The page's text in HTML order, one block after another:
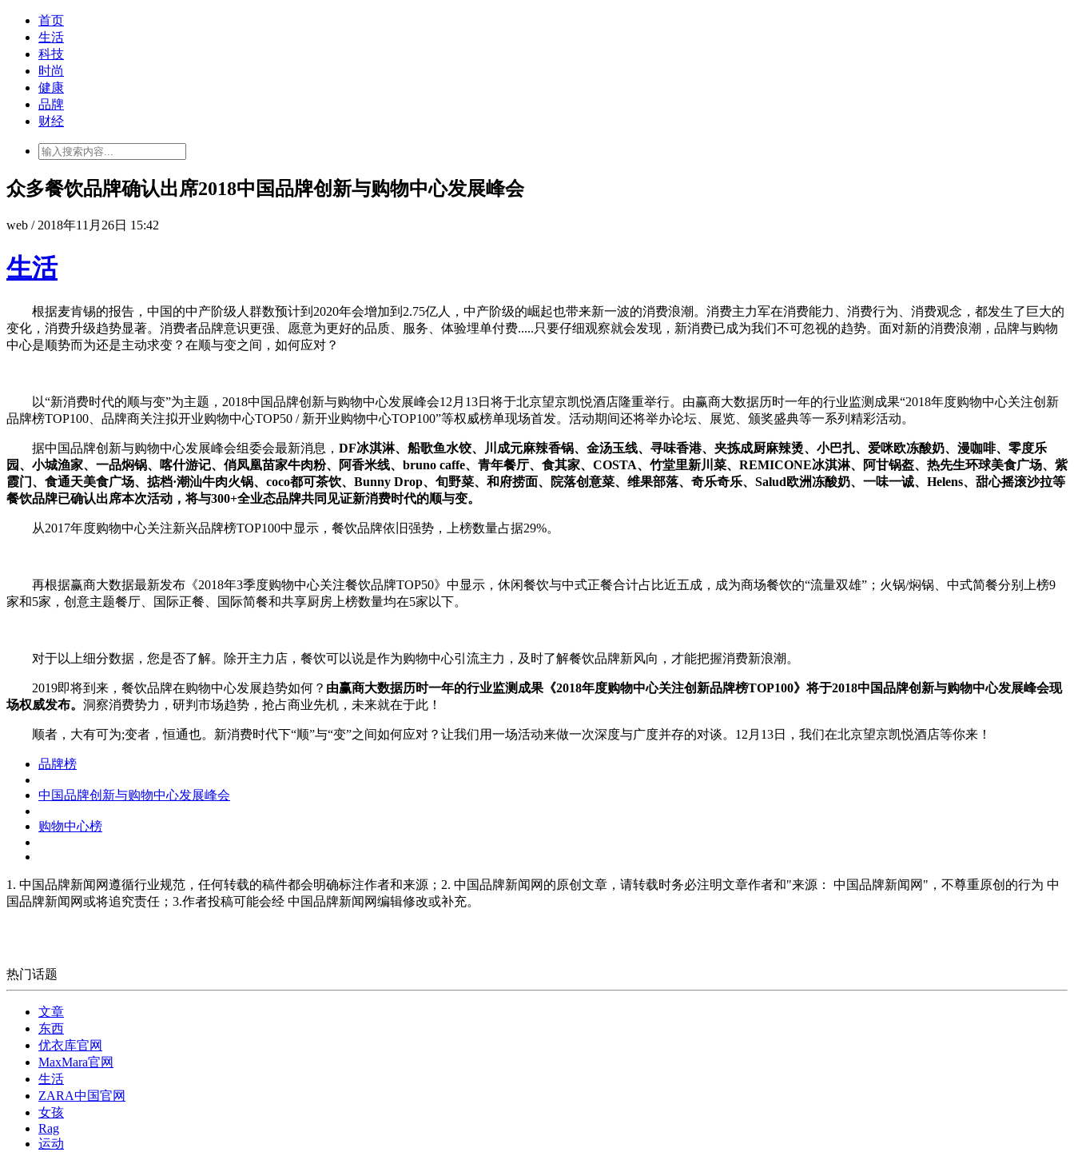
首页
生活
科技
时尚
健康
品牌
财经
众多餐饮品牌确认出席2018中国品牌创新与购物中心发展峰会
web / 2018年11月26日 15:42
生活
根据麦肯锡的报告，中国的中产阶级人群数预计到2020年会增加到2.75亿人，中产阶级的崛起也带来新一波的消费浪潮。消费主力军在消费能力、消费行为、消费观念，都发生了巨大的
变化，消费升级趋势显著。消费者品牌意识更强、愿意为更好的品质、服务、体验埋单付费.....只要仔细观察就会发现，新消费已成为我们不可忽视的趋势。面对新的消费浪潮，品牌与购物
中心是顺势而为还是主动求变？在顺与变之间，如何应对？
以“新消费时代的顺与变”为主题，2018中国品牌创新与购物中心发展峰会12月13日将于北京望京凯悦酒店隆重举行。由赢商大数据历时一年的行业监测成果“2018年度购物中心关注创新
品牌榜TOP100、品牌商关注拟开业购物中心TOP50 / 新开业购物中心TOP100”等权威榜单现场首发。活动期间还将举办论坛、展览、颁奖盛典等一系列精彩活动。
据中国品牌创新与购物中心发展峰会组委会最新消息， DF冰淇淋、船歌鱼水饺、川成元麻辣香锅、金汤玉线、寻味香港、夹拣成厨麻辣烫、小巴扎、爱咪欧冻酸奶、漫咖啡、零度乐
园、小城渔家、一品焖锅、喀什游记、俏凤凰苗家牛肉粉、阿香米线、bruno caffe、青年餐厅、食其家、COSTA、竹堂里新川菜、REMICONE冰淇淋、阿甘锅盔、热先生环球美食广场、紫
霞门、食通天美食广场、掂档·潮汕牛肉火锅、coco都可茶饮、Bunny Drop、旬野菜、和府捞面、院落创意菜、维果部落、奇乐奇乐、Salud欧洲冻酸奶、一味一诚、Helens、甜心摇滚沙拉等
餐饮品牌已确认出席本次活动，将与300+全业态品牌共同见证新消费时代的顺与变。
从2017年度购物中心关注新兴品牌榜TOP100中显示，餐饮品牌依旧强势，上榜数量占据29%。
再根据赢商大数据最新发布《2018年3季度购物中心关注餐饮品牌TOP50》中显示，休闲餐饮与中式正餐合计占比近五成，成为商场餐饮的“流量双雄”；火锅/焖锅、中式简餐分别上榜9
家和5家，创意主题餐厅、国际正餐、国际简餐和共享厨房上榜数量均在5家以下。
对于以上细分数据，您是否了解。除开主力店，餐饮可以说是作为购物中心引流主力，及时了解餐饮品牌新风向，才能把握消费新浪潮。
2019即将到来，餐饮品牌在购物中心发展趋势如何？ 由赢商大数据历时一年的行业监测成果《2018年度购物中心关注创新品牌榜TOP100》将于2018中国品牌创新与购物中心发展峰会现
场权威发布。 洞察消费势力，研判市场趋势，抢占商业先机，未来就在于此！
顺者，大有可为;变者，恒通也。新消费时代下“顺”与“变”之间如何应对？让我们用一场活动来做一次深度与广度并存的对谈。12月13日，我们在北京望京凯悦酒店等你来！
品牌榜
中国品牌创新与购物中心发展峰会
购物中心榜
1. 中国品牌新闻网遵循行业规范，任何转载的稿件都会明确标注作者和来源；2. 中国品牌新闻网的原创文章，请转载时务必注明文章作者和"来源： 中国品牌新闻网"，不尊重原创的行为 中
国品牌新闻网或将追究责任；3.作者投稿可能会经 中国品牌新闻网编辑修改或补充。
热门话题
文章
东西
优衣库官网
MaxMara官网
生活
ZARA中国官网
女孩
Rag
运动